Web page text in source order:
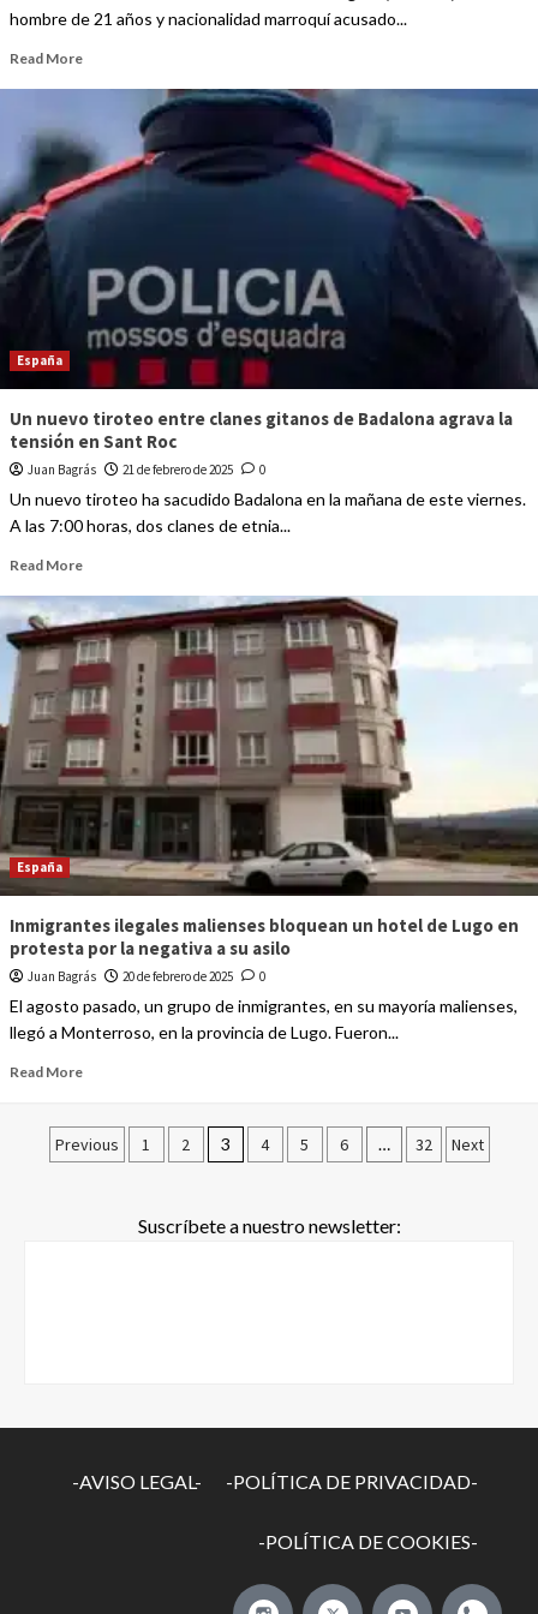
hombre de 21 años y nacionalidad marroquí acusado...
Read More
España
Un nuevo tiroteo entre clanes gitanos de Badalona agrava la
tensión en Sant Roc
Juan Bagrás 21 de febrero de 2025 0
Un nuevo tiroteo ha sacudido Badalona en la mañana de este viernes.
A las 7:00 horas, dos clanes de etnia...
Read More
España
Inmigrantes ilegales malienses bloquean un hotel de Lugo en
protesta por la negativa a su asilo
Juan Bagrás 20 de febrero de 2025 0
El agosto pasado, un grupo de inmigrantes, en su mayoría malienses,
llegó a Monterroso, en la provincia de Lugo. Fueron...
Read More
Previous 1 2 3 4 5 6 … 32 Next
Suscríbete a nuestro newsletter:
-AVISO LEGAL- -POLÍTICA DE PRIVACIDAD-
-POLÍTICA DE COOKIES-